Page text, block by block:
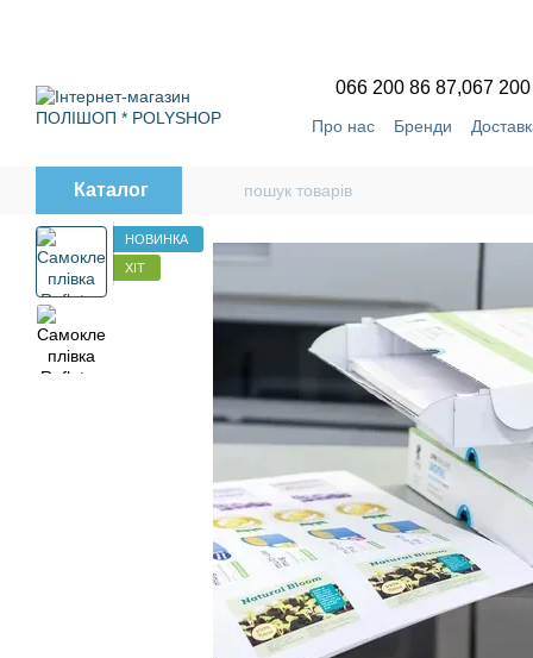
066 200 86 87,067
Про нас Бренди
Каталог
НОВИНКА
ХІТ